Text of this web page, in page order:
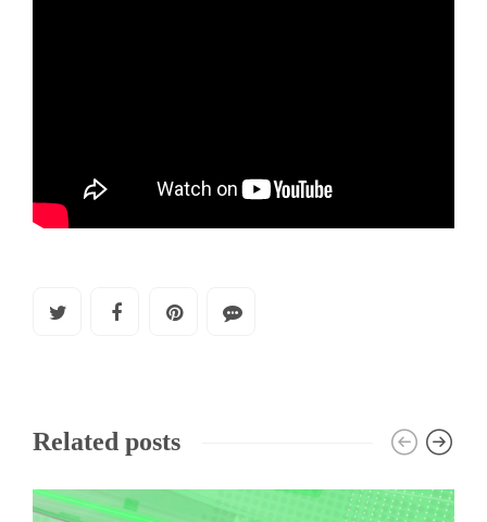
Related posts